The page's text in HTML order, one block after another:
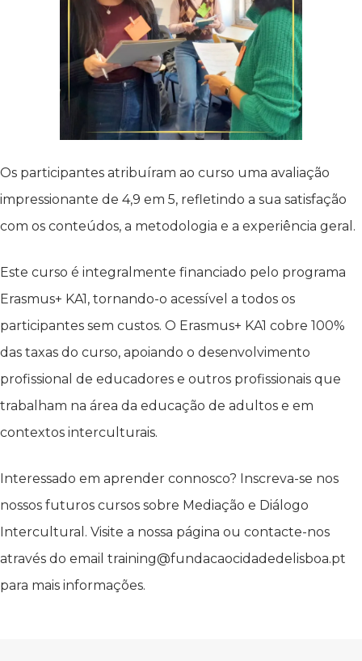
Os participantes atribuíram ao curso uma avaliação
impressionante de 4,9 em 5, refletindo a sua satisfação
com os conteúdos, a metodologia e a experiência geral.
Este curso é integralmente financiado pelo programa
Erasmus+ KA1, tornando-o acessível a todos os
participantes sem custos. O Erasmus+ KA1 cobre 100%
das taxas do curso, apoiando o desenvolvimento
profissional de educadores e outros profissionais que
trabalham na área da educação de adultos e em
contextos interculturais.
Interessado em aprender connosco? Inscreva-se nos
nossos futuros cursos sobre Mediação e Diálogo
Intercultural. Visite a nossa página ou contacte-nos
através do email training@fundacaocidadedelisboa.pt
para mais informações.